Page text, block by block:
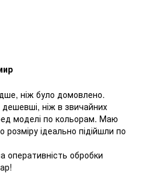
ніж було домовлено.
ніж в звичайних
моделі по кольорам. Маю
ідеально підійшли по
оперативність обробки